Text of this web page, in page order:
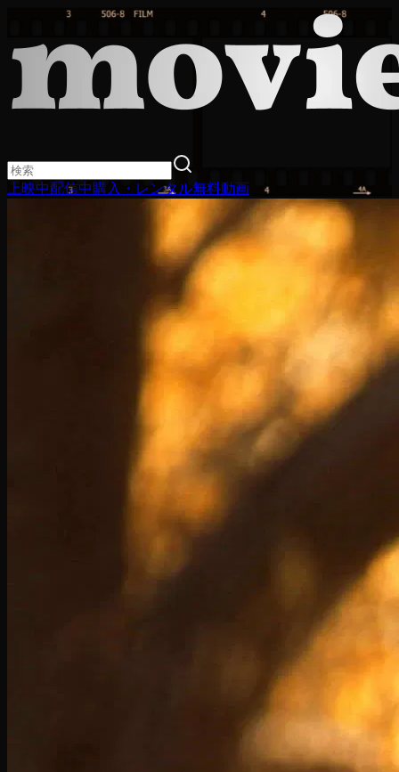
上映中配信中購入・レンタル無料動画